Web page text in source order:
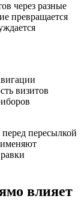
через разные
превращается
визитов
пересылкой
влияет